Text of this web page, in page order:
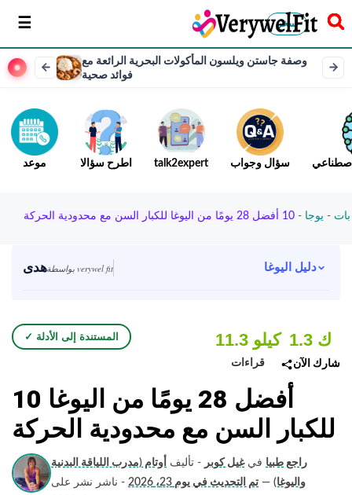
سخر
وصفة جاستن ويلسون المأكولات البحرية الرائعة مع
فوائد صحية
موعد اطرح سؤالا talk2expert سؤال وجواب
بات - يوجا - 10 أفضل 28 يومًا من اليوغا للكبار السن مع محدودية الحركة
هدى بواسطة verywel fit دليل اليوغا
✓ المستندة إلى الأدلة 11.3 كيلو
قراءات
1.3 ك
شارك الآن
10 أفضل 28 يومًا من اليوغا
للكبار السن مع محدودية الحركة
راجع طبيا في غيل كوبر - تأليف
أوتام (مدرب اللياقة البدنية
واليوغا) — تم التحديث في يوم 23، 2026
- ناشر نشر على